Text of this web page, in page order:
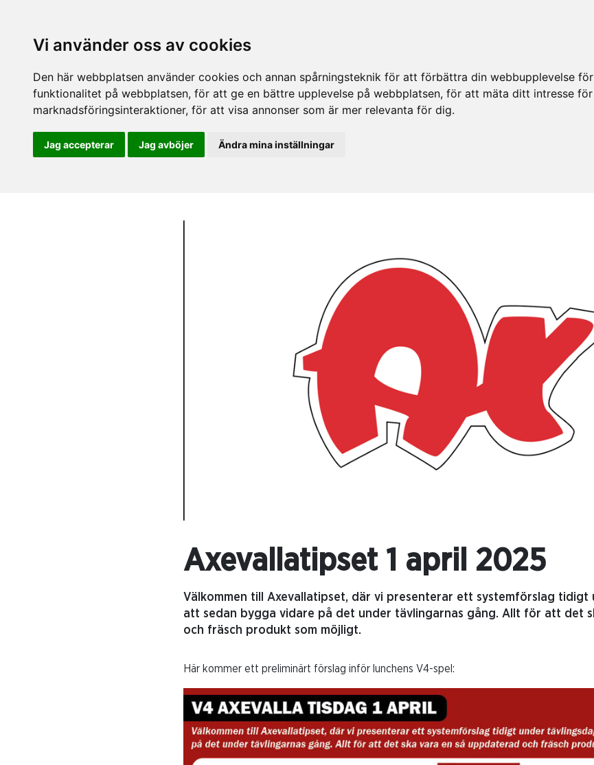
Vi använder oss av cookies
Den här webbplatsen använder cookies och annan spårningsteknik för att förbättra din webbupplevelse
funktionalitet på webbplatsen, för att ge en bättre upplevelse på webbplatsen, för att mäta ditt intresse
marknadsföringsinteraktioner, för att visa annonser som är mer relevanta för dig.
Jag accepterar Jag avböjer Ändra mina inställningar
Axevallatipset 1 april 2025
Välkommen till Axevallatipset, där vi presenterar ett systemförslag
att sedan bygga vidare på det under tävlingarnas gång. Allt för att det
och fräsch produkt som möjligt.
Här kommer ett preliminärt förslag inför lunchens V4-spel: